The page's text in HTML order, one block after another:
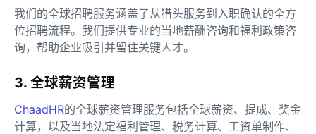
我们的全球招聘服务涵盖了从猎头服务到入职确认的全方
位招聘流程。我们提供专业的当地薪酬咨询和福利政策咨
询，帮助企业吸引并留住关键人才。
3. 全球薪资管理
ChaadHR的全球薪资管理服务包括全球薪资、提成、奖金
计算，以及当地法定福利管理、税务计算、工资单制作、